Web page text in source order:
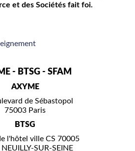
et des Sociétés fait foi.
- BTSG - SFAM
AXYME
de Sébastopol
75003 Paris
BTSG
l'hôtel ville CS 70005
SUR-SEINE